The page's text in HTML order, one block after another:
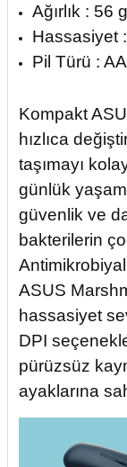
Ağırlık : 56 g
Hassasiyet
Pil Türü :
Kompakt
hızlıca
taşımayı
günlük
güvenlik ve
bakterilerin
ASUS
hassasiyet
DPI
pürüzsüz
ayaklarına